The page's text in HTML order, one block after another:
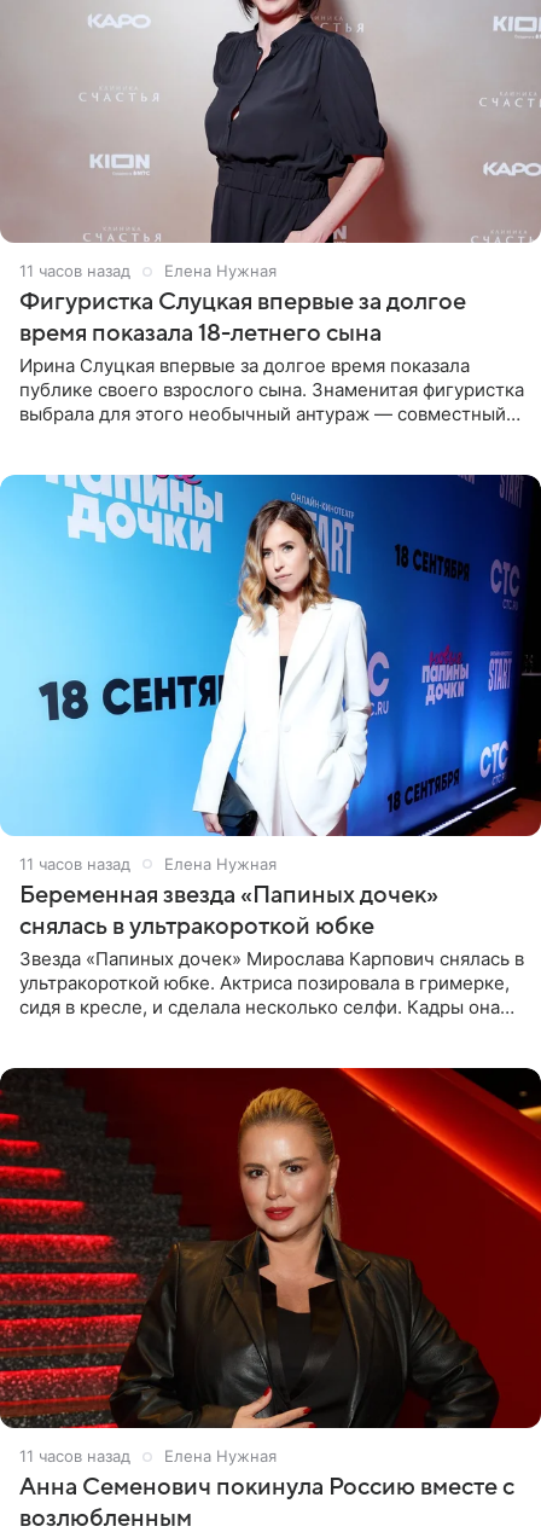
11 часов назад Елена Нужная
Фигуристка Слуцкая впервые за долгое
время показала 18-летнего сына
Ирина Слуцкая впервые за долгое время показала
публике своего взрослого сына. Знаменитая фигуристка
выбрала для этого необычный антураж — совместный
11 часов назад Елена Нужная
Беременная звезда «Папиных дочек»
снялась в ультракороткой юбке
Звезда «Папиных дочек» Мирослава Карпович снялась в
ультракороткой юбке. Актриса позировала в гримерке,
сидя в кресле, и сделала несколько селфи. Кадры она
11 часов назад Елена Нужная
Анна Семенович покинула Россию вместе с
возлюбленным